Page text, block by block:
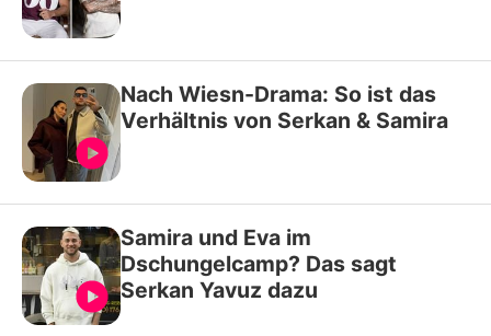
Nach Wiesn-Drama: So ist das
Verhältnis von Serkan & Samira
Samira und Eva im
Dschungelcamp? Das sagt
Serkan Yavuz dazu